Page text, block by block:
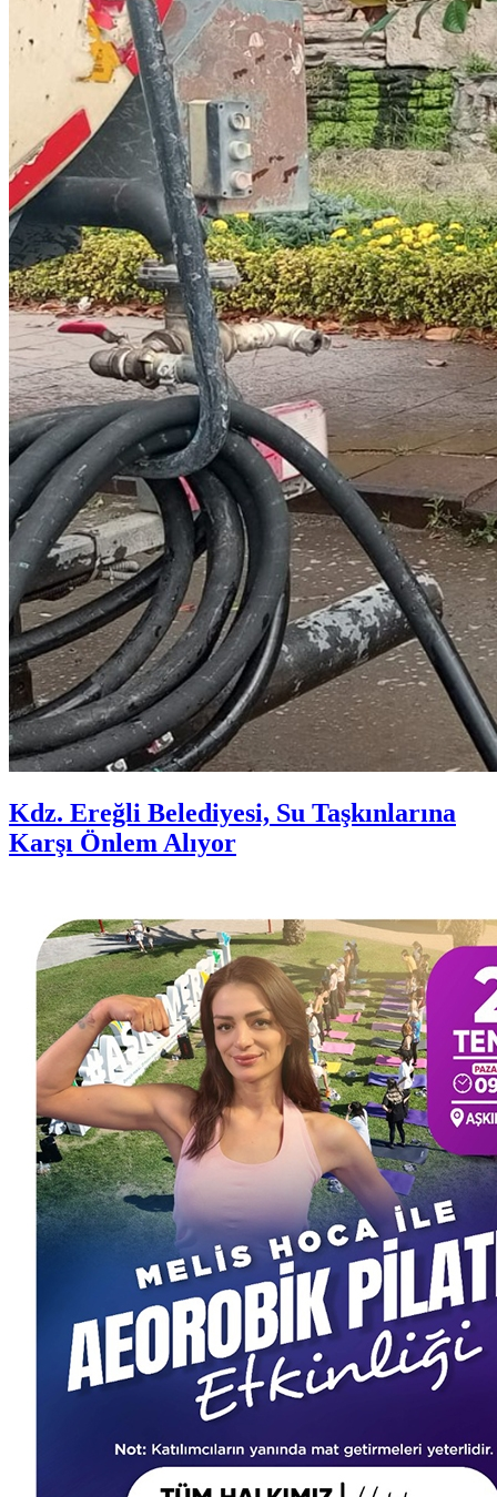
Kdz. Ereğli Belediyesi, Su Taşkınlarına
Karşı Önlem Alıyor